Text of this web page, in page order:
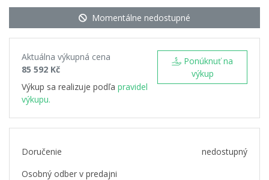
Momentálne nedostupné
Aktuálna výkupná cena
85 592 Kč
Výkup sa realizuje podľa pravidel
výkupu.
výkup
Doručenie
nedostupný
Osobný odber v predajni